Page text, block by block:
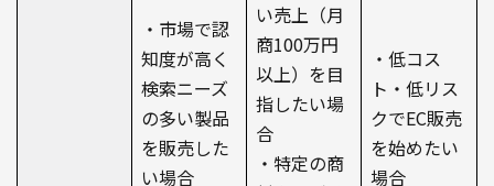
・市場で認
知度が高く
検索ニーズ
の多い製品
を販売した
い場合
い売上（月
商100万円
以上）を目
指したい場
合
・特定の商
・低コス
ト・低リス
クでEC販売
を始めたい
場合